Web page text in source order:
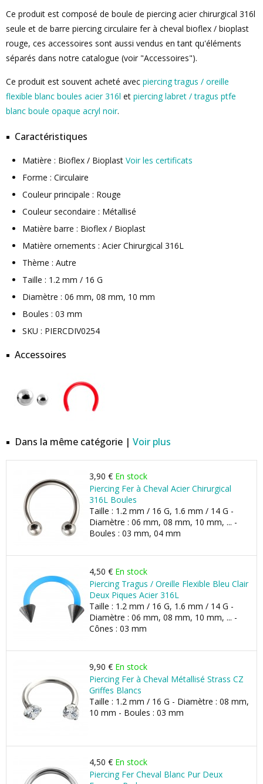
Ce produit est composé de boule de piercing acier chirurgical 316l
seule et de barre piercing circulaire fer à cheval bioflex / bioplast
rouge, ces accessoires sont aussi vendus en tant qu'éléments
séparés dans notre catalogue (voir "Accessoires").
Ce produit est souvent acheté avec piercing tragus / oreille
flexible blanc boules acier 316l et piercing labret / tragus ptfe
blanc boule opaque acryl noir.
Caractéristiques
Matière : Bioflex / Bioplast Voir les certificats
Forme : Circulaire
Couleur principale : Rouge
Couleur secondaire : Métallisé
Matière barre : Bioflex / Bioplast
Matière ornements : Acier Chirurgical 316L
Thème : Autre
Taille : 1.2 mm / 16 G
Diamètre : 06 mm, 08 mm, 10 mm
Boules : 03 mm
SKU : PIERCDIV0254
Accessoires
Dans la même catégorie | Voir plus
3,90 € En stock
Piercing Fer à Cheval Acier Chirurgical
316L Boules
Taille : 1.2 mm / 16 G, 1.6 mm / 14 G -
Diamètre : 06 mm, 08 mm, 10 mm, ... -
Boules : 03 mm, 04 mm
4,50 € En stock
Piercing Tragus / Oreille Flexible Bleu Clair
Deux Piques Acier 316L
Taille : 1.2 mm / 16 G, 1.6 mm / 14 G -
Diamètre : 06 mm, 08 mm, 10 mm, ... -
Cônes : 03 mm
9,90 € En stock
Piercing Fer à Cheval Métallisé Strass CZ
Griffes Blancs
Taille : 1.2 mm / 16 G - Diamètre : 08 mm,
10 mm - Boules : 03 mm
4,50 € En stock
Piercing Fer Cheval Blanc Pur Deux